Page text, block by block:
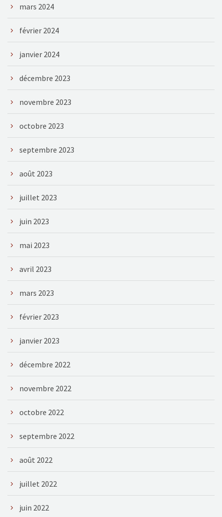
mars 2024
février 2024
janvier 2024
décembre 2023
novembre 2023
octobre 2023
septembre 2023
août 2023
juillet 2023
juin 2023
mai 2023
avril 2023
mars 2023
février 2023
janvier 2023
décembre 2022
novembre 2022
octobre 2022
septembre 2022
août 2022
juillet 2022
juin 2022